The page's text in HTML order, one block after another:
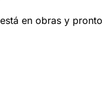
en obras y